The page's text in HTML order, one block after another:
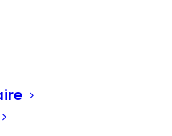
les
la